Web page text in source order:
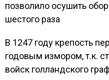
позволило осушить
шестого раза
В 1247 году крепость
годовым измором, т.к.
войск голландского